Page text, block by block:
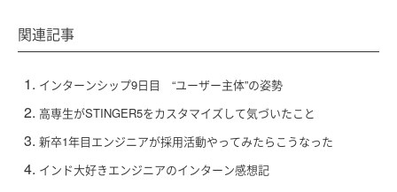
関連記事
インターンシップ9日目 “ユーザー主体”の姿勢
高専生がSTINGER5をカスタマイズして気づいたこと
新卒1年目エンジニアが採用活動やってみたらこうなった
インド大好きエンジニアのインターン感想記